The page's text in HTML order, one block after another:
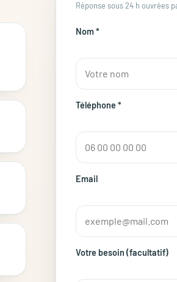
Réponse sous 24 h ouvrées
Nom *
Téléphone *
Email
Votre besoin (facultatif)